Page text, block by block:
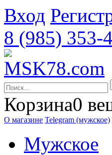
Вход
8 (985) 353-
Корзина0
О магазине Telegram (мужское)
Мужское